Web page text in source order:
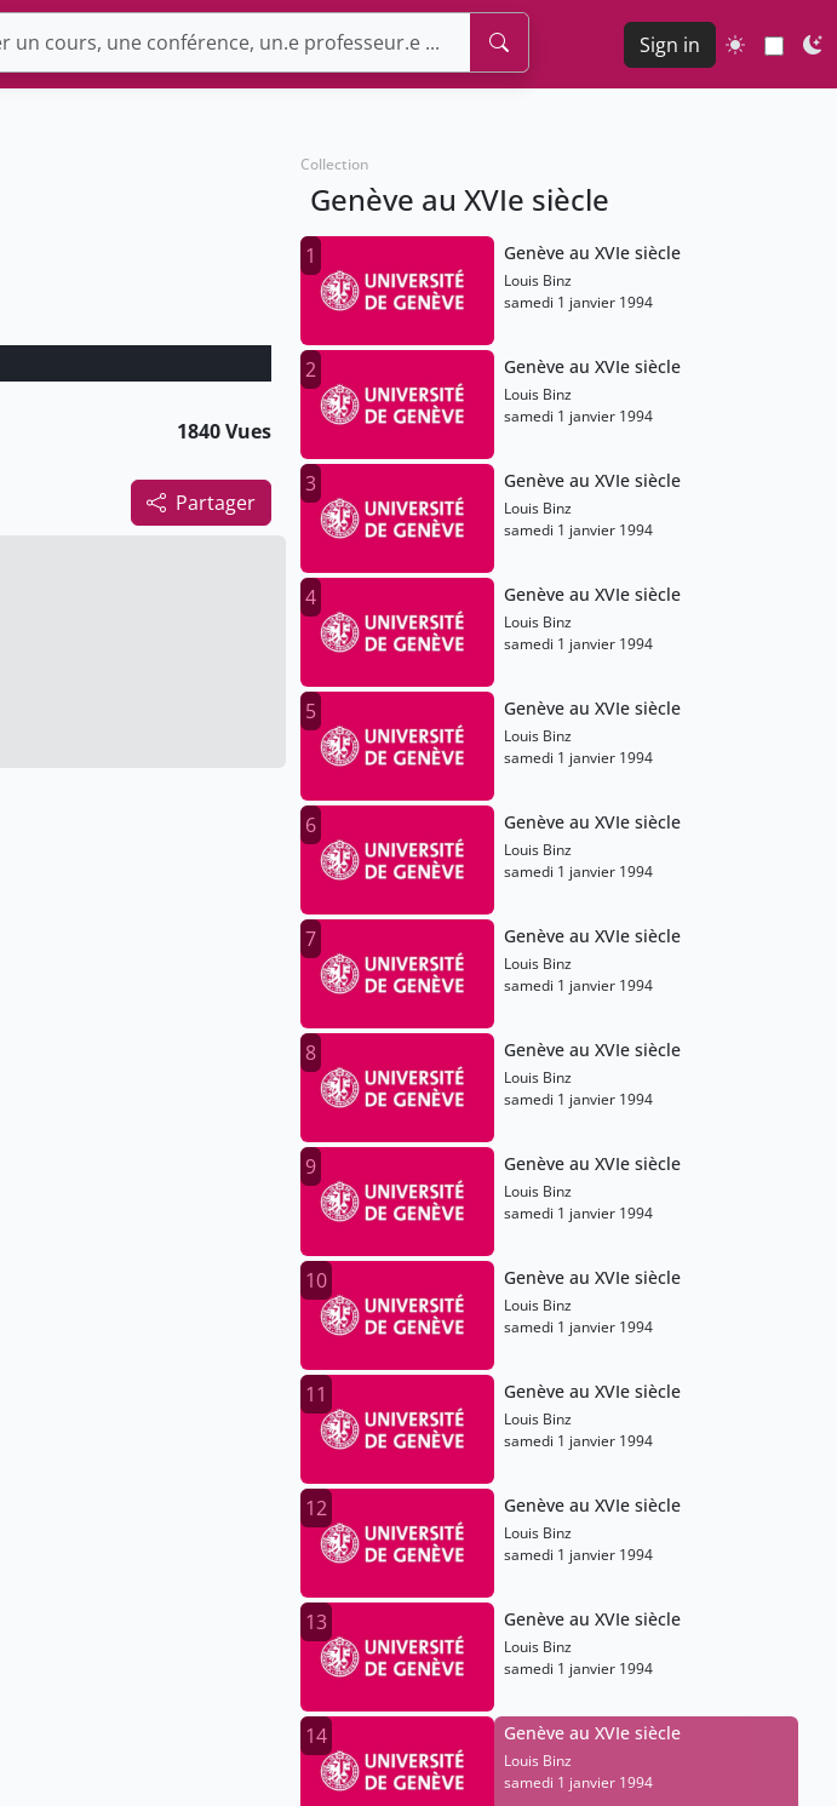
Sign in
1840 Vues
Partager
Collection
Genève au XVIe siècle
1 Genève au XVIe siècle
Louis Binz
samedi 1 janvier 1994
2 Genève au XVIe siècle
Louis Binz
samedi 1 janvier 1994
3 Genève au XVIe siècle
Louis Binz
samedi 1 janvier 1994
4 Genève au XVIe siècle
Louis Binz
samedi 1 janvier 1994
5 Genève au XVIe siècle
Louis Binz
samedi 1 janvier 1994
6 Genève au XVIe siècle
Louis Binz
samedi 1 janvier 1994
7 Genève au XVIe siècle
Louis Binz
samedi 1 janvier 1994
8 Genève au XVIe siècle
Louis Binz
samedi 1 janvier 1994
9 Genève au XVIe siècle
Louis Binz
samedi 1 janvier 1994
10 Genève au XVIe siècle
Louis Binz
samedi 1 janvier 1994
11 Genève au XVIe siècle
Louis Binz
samedi 1 janvier 1994
12 Genève au XVIe siècle
Louis Binz
samedi 1 janvier 1994
13 Genève au XVIe siècle
Louis Binz
samedi 1 janvier 1994
14 Genève au XVIe siècle
Louis Binz
samedi 1 janvier 1994